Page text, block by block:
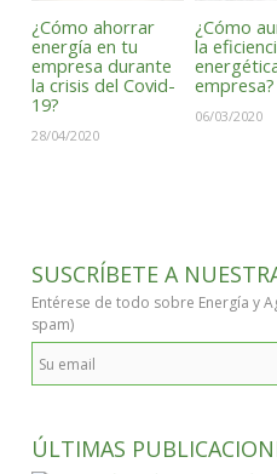
¿Cómo ahorrar
energía en tu
empresa durante
la crisis del Covid-
19?
28/04/2020
¿Cómo
la
empresa?
06/03/2020
SUSCRÍBETE A
Entérese de todo sobre Energía y
spam)
ÚLTIMAS